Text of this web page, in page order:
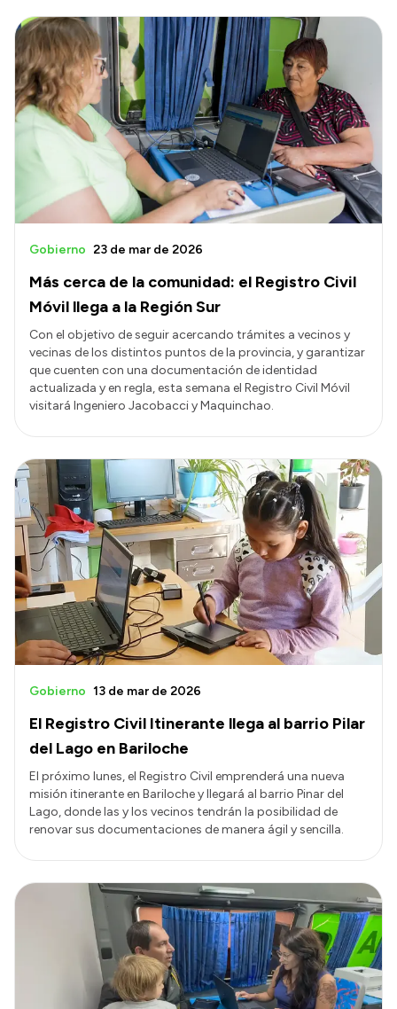
Más cerca de la comunidad: el Registro Civil
Móvil llega a la Región Sur
Gobierno 23 de mar de 2026
Con el objetivo de seguir acercando trámites a vecinos y
vecinas de los distintos puntos de la provincia, y garantizar
que cuenten con una documentación de identidad
actualizada y en regla, esta semana el Registro Civil Móvil
visitará Ingeniero Jacobacci y Maquinchao.
El Registro Civil Itinerante llega al barrio Pilar
del Lago en Bariloche
Gobierno 13 de mar de 2026
El próximo lunes, el Registro Civil emprenderá una nueva
misión itinerante en Bariloche y llegará al barrio Pinar del
Lago, donde las y los vecinos tendrán la posibilidad de
renovar sus documentaciones de manera ágil y sencilla.